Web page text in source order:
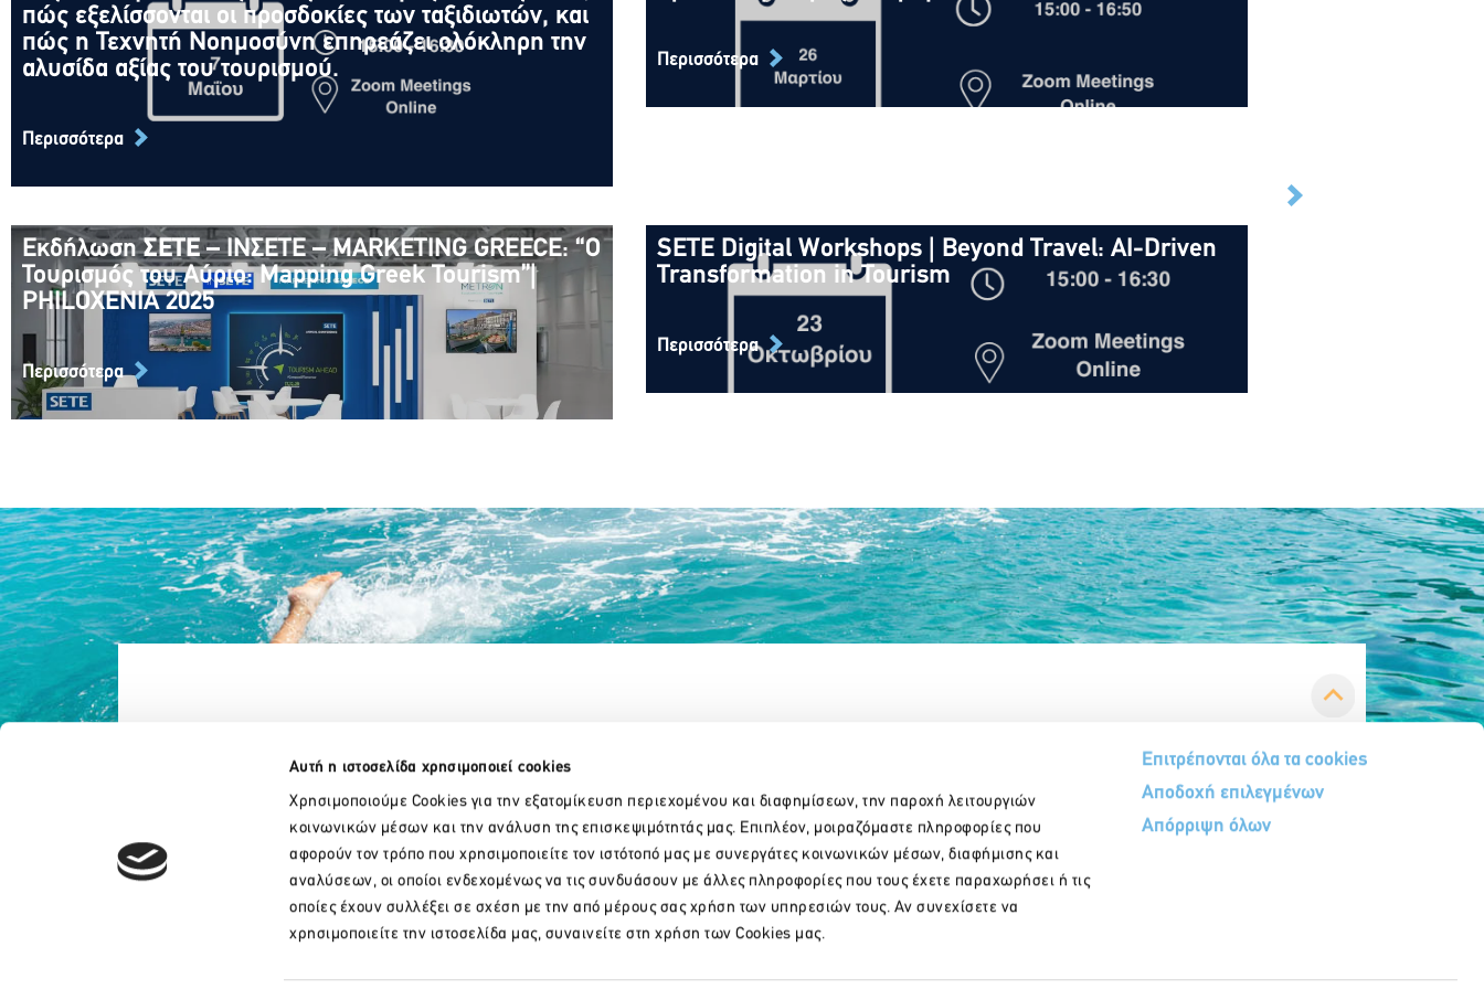
Αυτή η ιστοσελίδα χρησιμοποιεί cookies
Χρησιμοποιούμε Cookies για την εξατομίκευση περιεχομένου και διαφημίσεων, την παροχή λειτουργιών
κοινωνικών μέσων και την ανάλυση της επισκεψιμότητάς μας. Επιπλέον, μοιραζόμαστε πληροφορίες που
αφορούν τον τρόπο που χρησιμοποιείτε τον ιστότοπό μας με συνεργάτες κοινωνικών μέσων, διαφήμισης και
αναλύσεων, οι οποίοι ενδεχομένως να τις συνδυάσουν με άλλες πληροφορίες που τους έχετε παραχωρήσει ή τις
οποίες έχουν συλλέξει σε σχέση με την από μέρους σας χρήση των υπηρεσιών τους. Αν συνεχίσετε να
χρησιμοποιείτε την ιστοσελίδα μας, συναινείτε στη χρήση των Cookies μας.
Επιτρέπονται όλα τα cookies
Αποδοχή επιλεγμένων
Απόρριψη όλων
πώς εξελίσσονται οι προσδοκίες των ταξιδιωτών, και
πώς η Τεχνητή Νοημοσύνη επηρεάζει ολόκληρη την
αλυσίδα αξίας του τουρισμού.
Περισσότερα
ταξιδιωτών, και πώς η Τεχνητή Νοημοσύνη
επηρεάζει ολόκληρη την αλυσίδα αξίας του
τουρισμού.
Περισσότερα
Περισσότερα
Περισσότερα
ΕκδήλωσηΣΕΤΕ– ΙΝΣΕΤΕ – MARKETING GREECE: “Ο
Τουρισμός του Αύριο: Mapping Greek Tourism”|
PHILOXENIA 2025
Περισσότερα
ΕκδήλωσηΣΕΤΕ– ΙΝΣΕΤΕ – MARKETING GREECE:
“Ο Τουρισμός του Αύριο: Mapping Greek Tourism”|
PHILOXENIA 2025
14 Νοεμβρίου 2025
Περισσότερα
SETE Digital Workshops | Beyond Travel: AI-Driven
Transformation in Tourism
Περισσότερα
SETE Digital Workshops | Beyond Travel: AI-
Driven Transformation in Tourism
23 Οκτωβρίου 2025
Περισσότερα
Εγγραφή στο newsletter